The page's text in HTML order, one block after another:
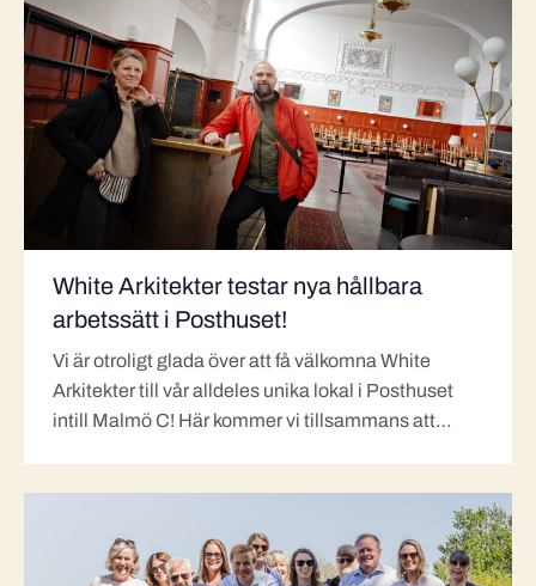
White Arkitekter testar nya hållbara
arbetssätt i Posthuset!
Vi är otroligt glada över att få välkomna White
Arkitekter till vår alldeles unika lokal i Posthuset
intill Malmö C! Här kommer vi tillsammans att…